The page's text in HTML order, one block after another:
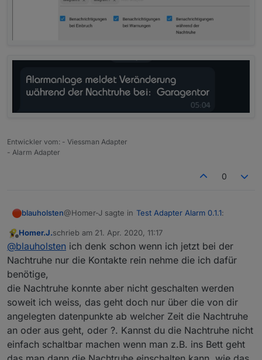
Entwickler vom: - Viessman Adapter
- Alarm Adapter
0
blauholsten@Homer-J sagte in Test Adapter Alarm 0.1.1:
Hallo@blauholstenist eigentlich schon so
aufgebaut wie du es jetzt hast das z.B. im
Alarmkreis alle Türen, Fensterkontakte und
Schaltung bei Abwesenheit, und einen bei
Anwesenheit für Nachts da könnte man doch
jetzt den Nachtkreis nehmen wo nur die
Fenster und Türkontakte reinkommen, wenn
dann z.B. ein Fenster geöffnet wird soll die
Innensirene auslösen oder was auch immer.
Hoffe hab es jetzt verständlich geschrieben.
Eigentlich schon, aber ich steh trotzdem etwas auf
Du würdest quasi gerne einen Datenpunkt haben,
der gesetzt wird wenn es eine Veränderung z.B
bei der Nachtruhe kommt und der ggf. wie die
eigentliche Sirene funktioniert?
Du falls du das meinst, wäre das von der
Funktionsweise wie Benachrichtigungen...
Offline
Homer.J.schrieb am 21. Apr. 2020, 11:17
zuletzt editiert von
@blauholsten ich denk schon wenn ich jetzt bei der
Nachtruhe nur die Kontakte rein nehme die ich dafür
benötige,
die Nachtruhe konnte aber nicht geschalten werden
soweit ich weiss, das geht doch nur über die von dir
angelegten datenpunkte ab welcher Zeit die Nachtruhe
an oder aus geht, oder ?. Kannst du die Nachtruhe nicht
einfach schaltbar machen wenn man z.B. ins Bett geht